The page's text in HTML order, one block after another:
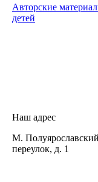
Авторские
детей
Наш адрес
М. Полуярославский
переулок, д. 1